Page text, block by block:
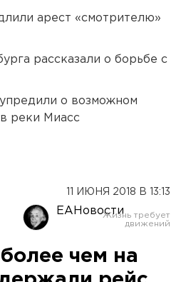
арест «смотрителю»
рассказали о борьбе с
о возможном
реки Миасс
11 ИЮНЯ 2018 В 13:13
ЕАНовости
чем на